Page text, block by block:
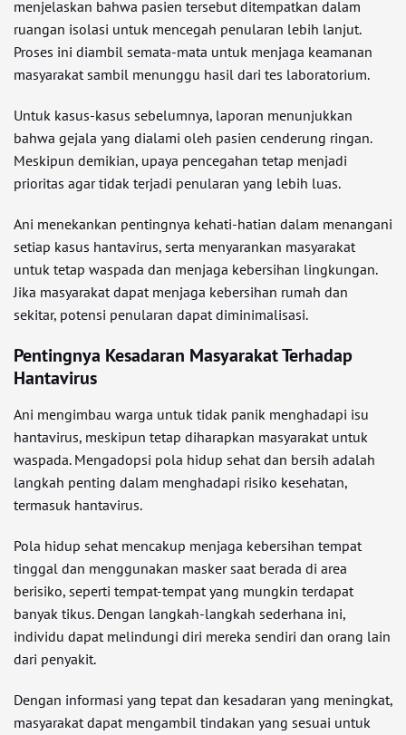
menjelaskan bahwa pasien tersebut ditempatkan dalam
ruangan isolasi untuk mencegah penularan lebih lanjut.
Proses ini diambil semata-mata untuk menjaga keamanan
masyarakat sambil menunggu hasil dari tes laboratorium.
Untuk kasus-kasus sebelumnya, laporan menunjukkan
bahwa gejala yang dialami oleh pasien cenderung ringan.
Meskipun demikian, upaya pencegahan tetap menjadi
prioritas agar tidak terjadi penularan yang lebih luas.
Ani menekankan pentingnya kehati-hatian dalam menangani
setiap kasus hantavirus, serta menyarankan masyarakat
untuk tetap waspada dan menjaga kebersihan lingkungan.
Jika masyarakat dapat menjaga kebersihan rumah dan
sekitar, potensi penularan dapat diminimalisasi.
Pentingnya Kesadaran Masyarakat Terhadap
Hantavirus
Ani mengimbau warga untuk tidak panik menghadapi isu
hantavirus, meskipun tetap diharapkan masyarakat untuk
waspada. Mengadopsi pola hidup sehat dan bersih adalah
langkah penting dalam menghadapi risiko kesehatan,
termasuk hantavirus.
Pola hidup sehat mencakup menjaga kebersihan tempat
tinggal dan menggunakan masker saat berada di area
berisiko, seperti tempat-tempat yang mungkin terdapat
banyak tikus. Dengan langkah-langkah sederhana ini,
individu dapat melindungi diri mereka sendiri dan orang lain
dari penyakit.
Dengan informasi yang tepat dan kesadaran yang meningkat,
masyarakat dapat mengambil tindakan yang sesuai untuk